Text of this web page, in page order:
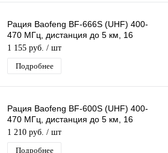
Рация Baofeng BF-666S (UHF) 400-
470 МГц, дистанция до 5 км, 16
каналов, таймер, фонарик
1 155 руб. / шт
Подробнее
Рация Baofeng BF-600S (UHF) 400-
470 МГц, дистанция до 5 км, 16
каналов, таймер, фонарик
1 210 руб. / шт
Подробнее